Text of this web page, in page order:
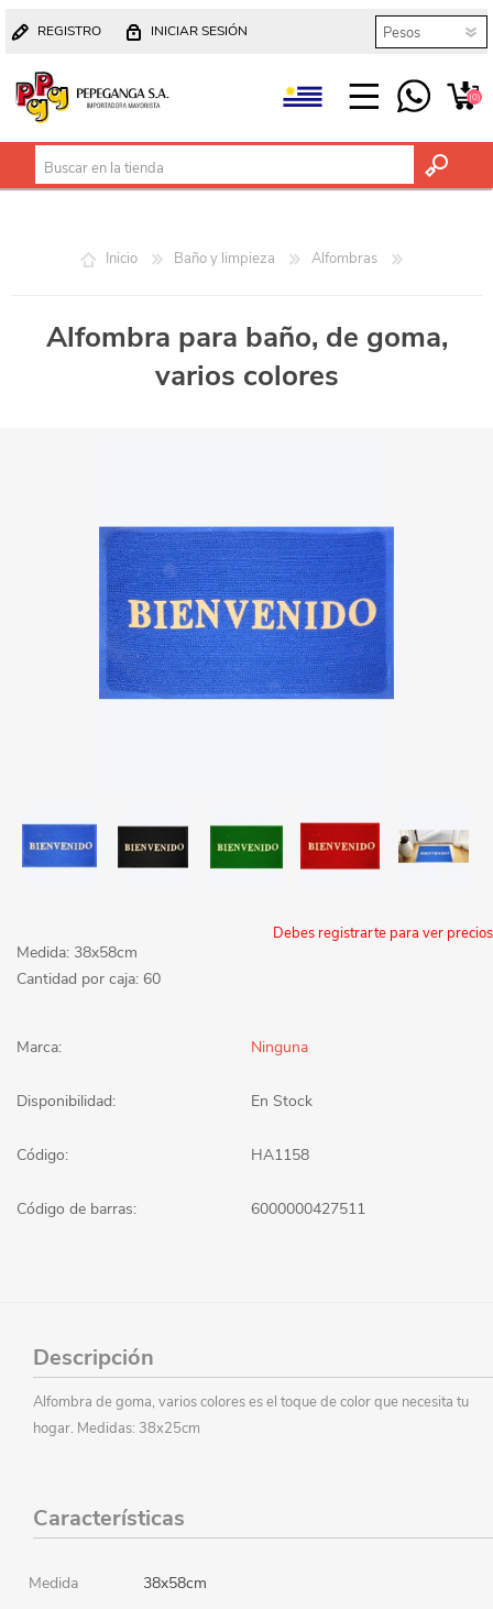
REGISTRO INICIAR SESIÓN
(0)
Inicio Baño y limpieza Alfombras
Alfombra para baño, de goma,
varios colores
Debes registrarte para ver precios
Medida: 38x58cm
Cantidad por caja: 60
Marca: Ninguna
Disponibilidad: En Stock
Código: HA1158
Código de barras: 6000000427511
Descripción
Alfombra de goma, varios colores es el toque de color que necesita tu
hogar. Medidas: 38x25cm
Características
Medida 38x58cm